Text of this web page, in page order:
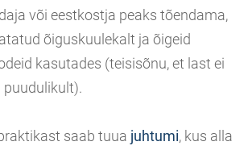
või eestkostja peaks tõendama,
õiguskuulekalt ja õigeid
kasutades (teisisõnu, et last ei
saab tuua juhtumi, kus alla